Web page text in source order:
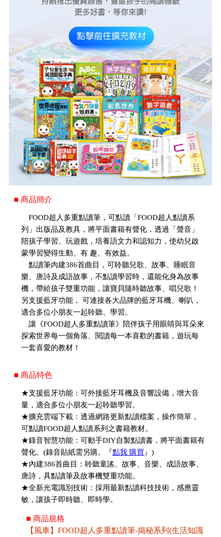
■ 商品簡介
FOOD超人多重點讀筆，可點讀「FOOD超人點讀系
列」出版品及教具，將平面書籍有聲化，透過「聲音」
陪孩子學習、玩遊戲，培養語文力和認知力，使幼兒啟
蒙學習變得生動、有 趣、有效益。
點讀筆內建386首曲目，可聆聽兒歌、故事、睡眠音
樂、唐詩及成語故事，不點讀學習時，還能化身為故事
機，帶給孩子雙重功能，讓寶貝隨時聽故事、唱兒歌！
另支援藍牙功能， 可連接各大品牌的藍牙耳機、喇叭，
適合多位小朋友一起聆聽、學習。
讓《FOOD超人多重點讀筆》陪伴孩子用眼睛與耳朵來
探索世界每一個角落、閱讀每一本喜歡的書籍，遊玩每
一套喜愛的教材！
■ 商品特色
★支援藍牙功能：可外接藍牙耳機及音響設備，增大音
量，適合多位小朋友一起聆聽學習。
★擴充雲端下載：透過網路更新點讀檔案，操作簡單，
可點讀FOOD超人點讀系列之書籍教材。
★錄音智慧功能：可動手DIY自製點讀書，將平面書籍有
聲化。(錄音貼紙需另購。『點我 購買 』)
★內建386首曲目：聆聽童謠、故事、音樂、成語故事、
唐詩，具點讀筆及故事機雙重功能。
★全新光電識別技術：採用最新點讀科技技術，感應靈
敏，讓孩子即時聽、即時學。
■ 商品規格
【風車】FOOD超人多重點讀筆-揭秘系列(生活知識